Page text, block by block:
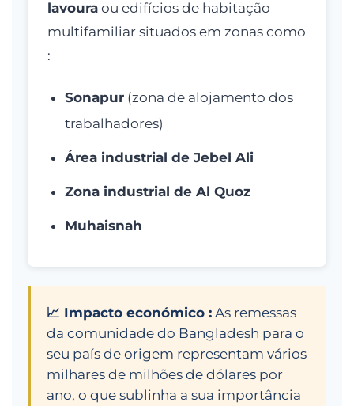
lavoura ou edifícios de habitação
multifamiliar situados em zonas como
:
Sonapur(zona de alojamento dos
trabalhadores)
Área industrial de Jebel Ali
Zona industrial de Al Quoz
Muhaisnah
📈 Impacto económico : As remessas
da comunidade do Bangladesh para o
seu país de origem representam vários
milhares de milhões de dólares por
ano, o que sublinha a sua importância